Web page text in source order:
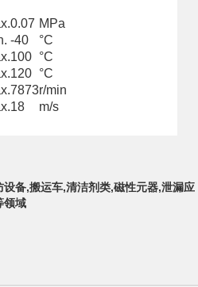
0.07 MPa
-40
°C
100 °C
120 °C
7873r/min
18 m/s
备,搬运车,清洁剂类,磁性元器,泄漏应
领域